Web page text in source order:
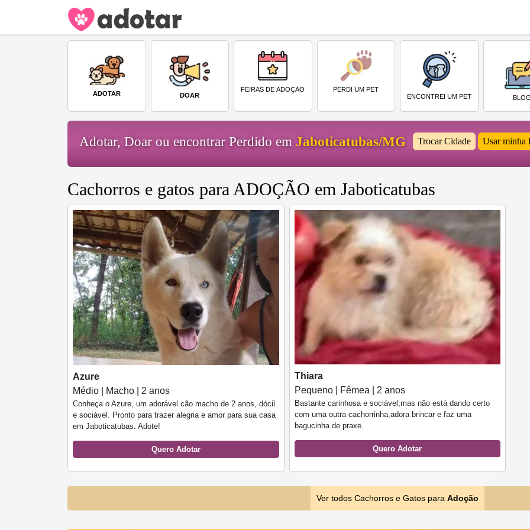
ADOTAR DOAR
FEIRAS DE ADOÇÃO
PERDI UM PET
ENCONTREI UM PET
BLOG
Adotar, Doar ou encontrar Perdido em Jaboticatubas/MG Trocar Cidade Usar minha
Cachorros e gatos para ADOÇÃO em Jaboticatubas
Azure
Médio | Macho | 2 anos
Conheça o Azure, um adorável cão macho de 2 anos, dócil
e sociável. Pronto para trazer alegria e amor para sua casa
em Jaboticatubas. Adote!
Quero Adotar
Thiara
Pequeno | Fêmea | 2 anos
Bastante carinhosa e sociável,mas não está dando certo
com uma outra cachorrinha,adora brincar e faz uma
bagucinha de praxe.
Quero Adotar
Ver todos Cachorros e Gatos para Adoção